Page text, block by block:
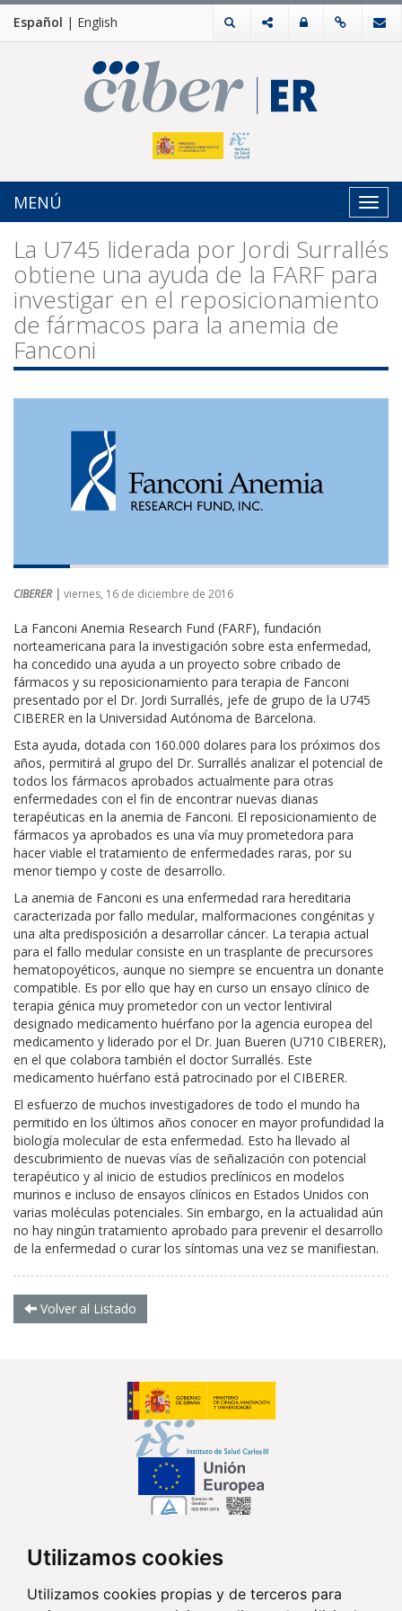
Utilizamos cookies
Utilizamos cookies propias y de terceros para
Español | English
MENÚ
La U745 liderada por Jordi Surrallés
obtiene una ayuda de la FARF para
investigar en el reposicionamiento
de fármacos para la anemia de
Fanconi
CIBERER | viernes, 16 de diciembre de 2016
La Fanconi Anemia Research Fund (FARF), fundación
norteamericana para la investigación sobre esta enfermedad,
ha concedido una ayuda a un proyecto sobre cribado de
fármacos y su reposicionamiento para terapia de Fanconi
presentado por el Dr. Jordi Surrallés, jefe de grupo de la U745
CIBERER en la Universidad Autónoma de Barcelona.
Esta ayuda, dotada con 160.000 dolares para los próximos dos
años, permitirá al grupo del Dr. Surrallés analizar el potencial de
todos los fármacos aprobados actualmente para otras
enfermedades con el fin de encontrar nuevas dianas
terapéuticas en la anemia de Fanconi. El reposicionamiento de
fármacos ya aprobados es una vía muy prometedora para
hacer viable el tratamiento de enfermedades raras, por su
menor tiempo y coste de desarrollo.
La anemia de Fanconi es una enfermedad rara hereditaria
caracterizada por fallo medular, malformaciones congénitas y
una alta predisposición a desarrollar cáncer. La terapia actual
para el fallo medular consiste en un trasplante de precursores
hematopoyéticos, aunque no siempre se encuentra un donante
compatible. Es por ello que hay en curso un ensayo clínico de
terapia génica muy prometedor con un vector lentiviral
designado medicamento huérfano por la agencia europea del
medicamento y liderado por el Dr. Juan Bueren (U710 CIBERER),
en el que colabora también el doctor Surrallés. Este
medicamento huérfano está patrocinado por el CIBERER.
El esfuerzo de muchos investigadores de todo el mundo ha
permitido en los últimos años conocer en mayor profundidad la
biología molecular de esta enfermedad. Esto ha llevado al
descubrimiento de nuevas vías de señalización con potencial
terapéutico y al inicio de estudios preclínicos en modelos
murinos e incluso de ensayos clínicos en Estados Unidos con
varias moléculas potenciales. Sin embargo, en la actualidad aún
no hay ningún tratamiento aprobado para prevenir el desarrollo
de la enfermedad o curar los síntomas una vez se manifiestan.
Volver al Listado
Síguenos en...